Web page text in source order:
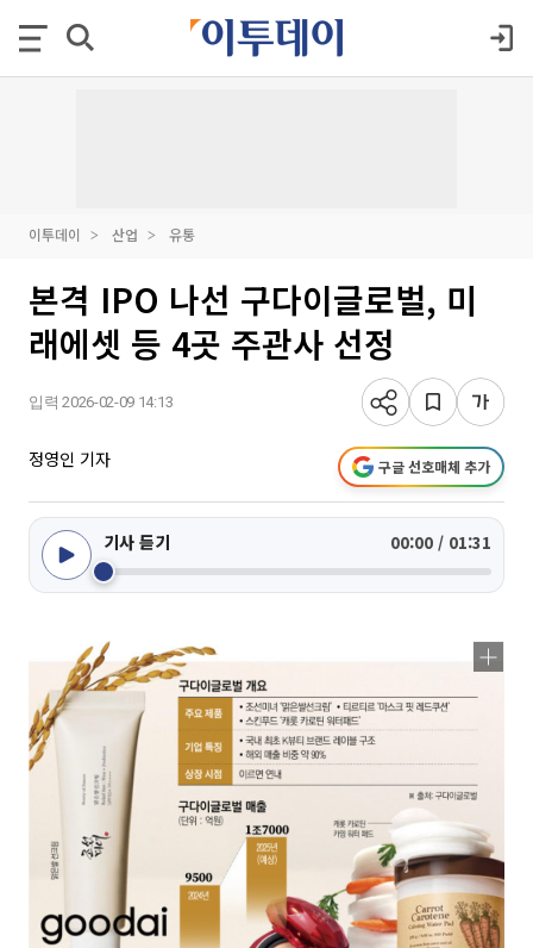
이투데이 산업 유통
본격 IPO 나선 구다이글로벌, 미
래에셋 등 4곳 주관사 선정
입력 2026-02-09 14:13
정영인 기자 구글 선호매체 추가
기사 듣기 00:00 / 01:31